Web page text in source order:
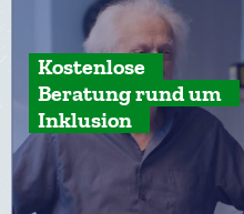
Kostenlose
Beratung rund um
Inklusion